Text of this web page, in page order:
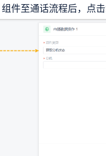
组件至通话流程后，点